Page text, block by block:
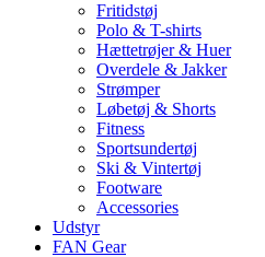
Fritidstøj
Polo & T-shirts
Hættetrøjer & Huer
Overdele & Jakker
Strømper
Løbetøj & Shorts
Fitness
Sportsundertøj
Ski & Vintertøj
Footware
Accessories
Udstyr
FAN Gear